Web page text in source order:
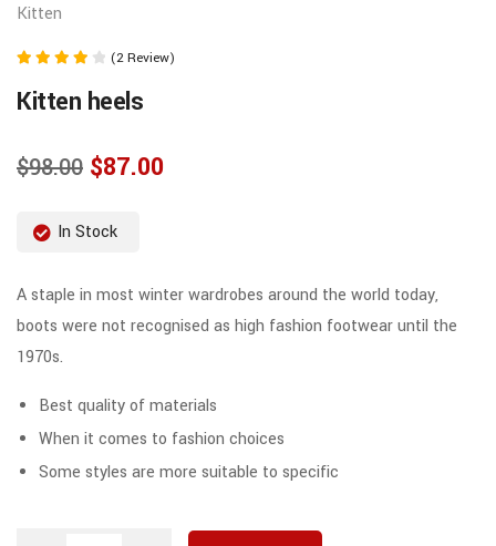
Kitten
4.00
out of 5
(2 Review)
Kitten heels
$98.00 $87.00
In Stock
A staple in most winter wardrobes around the world today,
boots were not recognised as high fashion footwear until the
1970s.
Best quality of materials
When it comes to fashion choices
Some styles are more suitable to specific